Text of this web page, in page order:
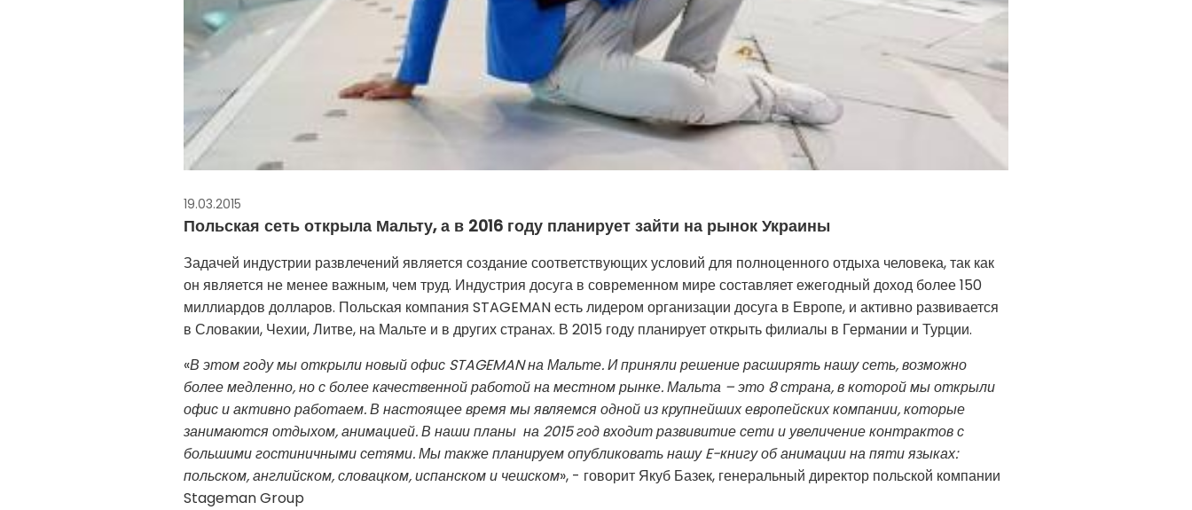
19.03.2015
Польская сеть открыла Мальту, а в 2016 году планирует зайти на рынок Украины
Задачей индустрии развлечений является создание соответствующих условий для полноценного отдыха человека, так как
он является не менее важным, чем труд. Индустрия досуга в современном мире составляет ежегодный доход более 150
миллиардов долларов. Польская компания STAGEMAN есть лидером организации досуга в Европе, и активно развивается
в Словакии, Чехии, Литве, на Мальте и в других странах. В 2015 году планирует открыть филиалы в Германии и Турции.
«В этом году мы открыли новый офис STAGEMAN на Мальте. И приняли решение расширять нашу сеть, возможно
более медленно, но с более качественной работой на местном рынке. Мальта – это 8 страна, в которой мы открыли
офис и активно работаем. В настоящее время мы являемся одной из крупнейших европейских компании, которые
занимаются отдыхом, анимацией. В наши планы на 2015 год входит развивитие сети и увеличение контрактов с
большими гостиничными сетями. Мы также планируем опубликовать нашу E-книгу об анимации на пяти языках:
польском, английском, словацком, испанском и чешском», - говорит Якуб Базек, генеральный директор польской компании
Stageman Group